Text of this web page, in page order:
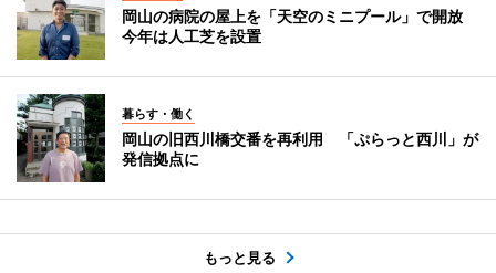
岡山の病院の屋上を「天空のミニプール」で開放
今年は人工芝を設置
暮らす・働く
岡山の旧西川橋交番を再利用 「ぷらっと西川」が
発信拠点に
もっと見る